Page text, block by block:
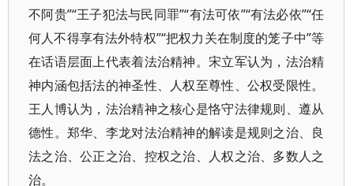
不阿贵”“王子犯法与民同罪”“有法可依”“有法必依”“任
何人不得享有法外特权”“把权力关在制度的笼子中”等
在话语层面上代表着法治精神。宋立军认为，法治精
神内涵包括法的神圣性、人权至尊性、公权受限性。
王人博认为，法治精神之核心是恪守法律规则、遵从
德性。郑华、李龙对法治精神的解读是规则之治、良
法之治、公正之治、控权之治、人权之治、多数人之
治。